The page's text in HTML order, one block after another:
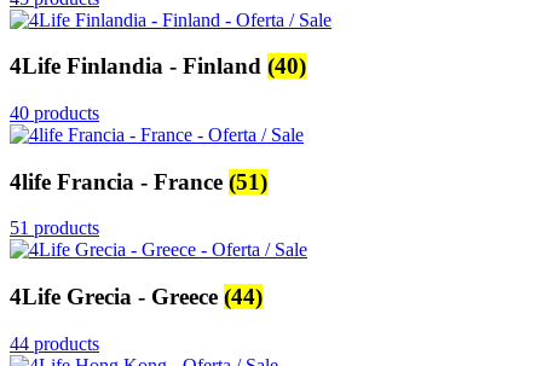
4Life Finlandia - Finland (40)
40 products
4life Francia - France (51)
51 products
4Life Grecia - Greece (44)
44 products